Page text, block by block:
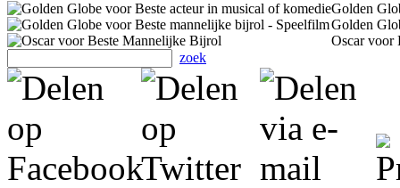
Golden
Golden
Oscar voor
zoek